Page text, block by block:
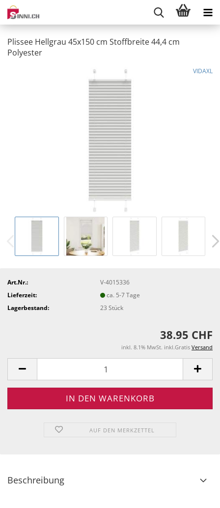
Plissee Hellgrau 45x150 cm Stoffbreite 44,4 cm
Polyester
VIDAXL
Art.Nr.:
V-4015336
Lieferzeit:
ca. 5-7 Tage
Lagerbestand:
23Stück
38.95 CHF
inkl. 8.1% MwSt. inkl.Gratis Versand
AUF DEN MERKZETTEL
Beschreibung